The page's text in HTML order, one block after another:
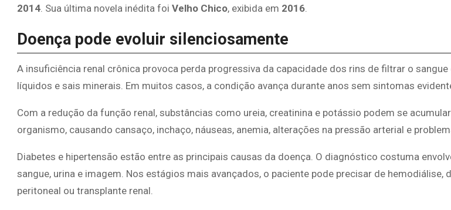
2014. Sua última novela inédita foi Velho Chico, exibida em 2016.
Doença pode evoluir silenciosamente
A insuficiência renal crônica provoca perda progressiva da capacidade dos rins de filtrar o sangue
líquidos e sais minerais. Em muitos casos, a condição avança durante anos sem sintomas
Com a redução da função renal, substâncias como ureia, creatinina e potássio podem se
organismo, causando cansaço, inchaço, náuseas, anemia, alterações na pressão arterial e
Diabetes e hipertensão estão entre as principais causas da doença. O diagnóstico costuma
sangue, urina e imagem. Nos estágios mais avançados, o paciente pode precisar de hemodiálise,
peritoneal ou transplante renal.